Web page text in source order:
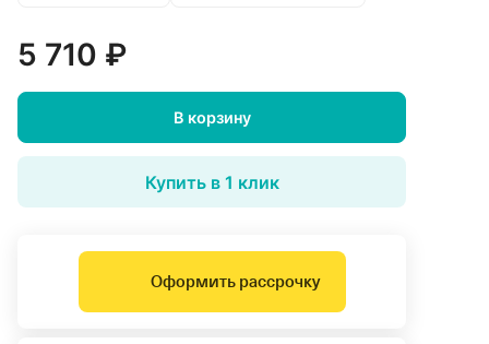
5 710 ₽
В корзину
Купить в 1 клик
Оформить рассрочку